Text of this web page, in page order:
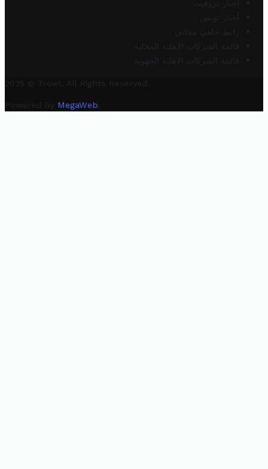
أخبار تروفيت
أخبار تونس
رابط خلفي مجاني
قائمة الشركات الأهلية المحلية
قائمة الشركات الأهلية الجهوية
2025 © Trovit. All Rights Reserved.
Powered By MegaWeb